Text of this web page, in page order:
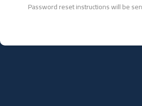
Password reset instructions will be